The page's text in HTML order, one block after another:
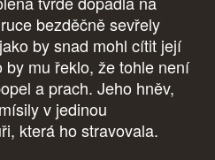
bezděčně sevřely
by snad mohl cítit její
mu řeklo, že tohle není
a prach. Jeho hněv,
v jedinou
která ho stravovala.